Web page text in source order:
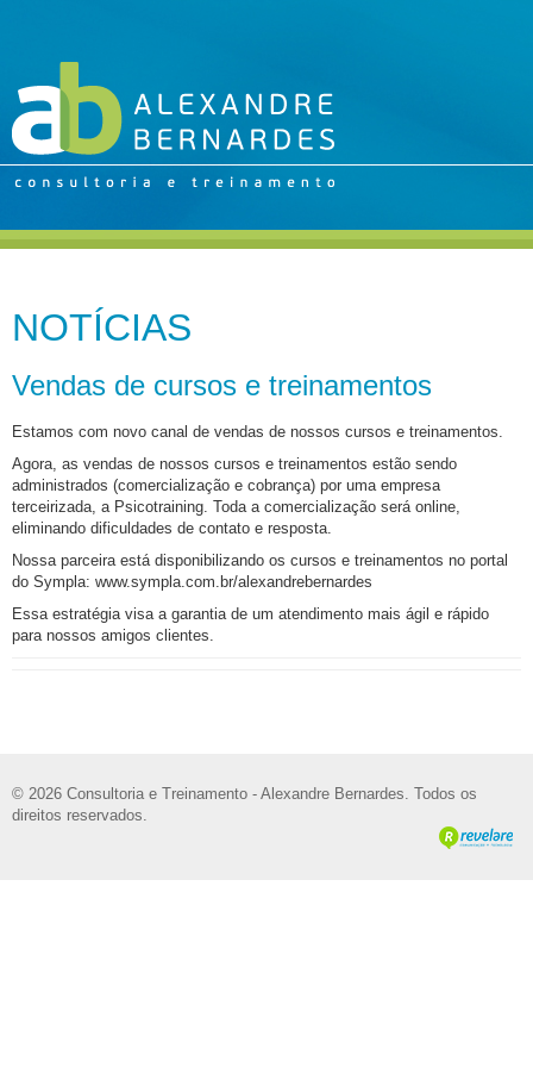
NOTÍCIAS
Vendas de cursos e treinamentos
Estamos com novo canal de vendas de nossos cursos e treinamentos.
Agora, as vendas de nossos cursos e treinamentos estão sendo
administrados (comercialização e cobrança) por uma empresa
terceirizada, a Psicotraining. Toda a comercialização será online,
eliminando dificuldades de contato e resposta.
Nossa parceira está disponibilizando os cursos e treinamentos no portal
do Sympla: www.sympla.com.br/alexandrebernardes
Essa estratégia visa a garantia de um atendimento mais ágil e rápido
para nossos amigos clientes.
© 2026 Consultoria e Treinamento - Alexandre Bernardes. Todos os
direitos reservados.